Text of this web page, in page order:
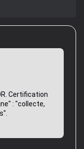
Certification
: "collecte,